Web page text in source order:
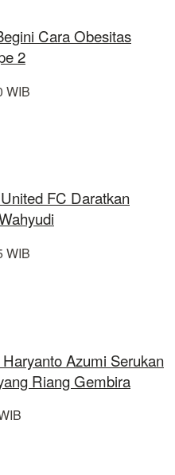
Cara Obesitas
2
WIB
FC Daratkan
WIB
Azumi Serukan
Riang Gembira